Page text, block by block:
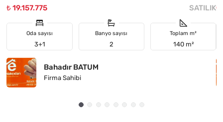
₺ 19.157.775
SATILIK
Oda sayısı
3+1
Banyo sayısı
2
Toplam m²
140 m²
Bahadır BATUM
Firma Sahibi
₺